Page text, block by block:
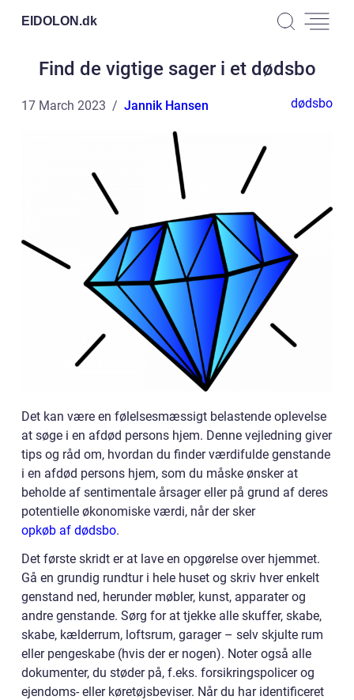
EIDOLON.dk
Find de vigtige sager i et dødsbo
17 March 2023 Jannik Hansen dødsbo
Det kan være en følelsesmæssigt belastende oplevelse
at søge i en afdød persons hjem. Denne vejledning giver
tips og råd om, hvordan du finder værdifulde genstande
i en afdød persons hjem, som du måske ønsker at
beholde af sentimentale årsager eller på grund af deres
potentielle økonomiske værdi, når der sker
opkøb af dødsbo.
Det første skridt er at lave en opgørelse over hjemmet.
Gå en grundig rundtur i hele huset og skriv hver enkelt
genstand ned, herunder møbler, kunst, apparater og
andre genstande. Sørg for at tjekke alle skuffer, skabe,
skabe, kælderrum, loftsrum, garager – selv skjulte rum
eller pengeskabe (hvis der er nogen). Noter også alle
dokumenter, du støder på, f.eks. forsikringspolicer og
ejendoms- eller køretøjsbeviser. Når du har identificeret